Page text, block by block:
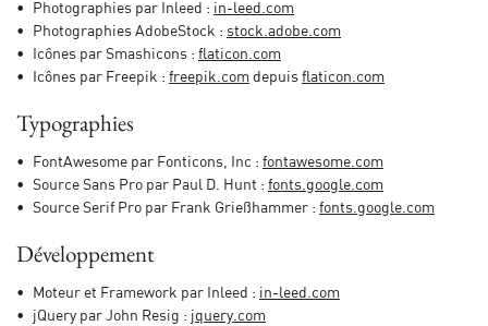
Centre
FAQ
News
Contact
Restez
Photographies par Inleed : in-leed.com
Photographies AdobeStock : stock.adobe.com
Icônes par Smashicons : flaticon.com
Icônes par Freepik : freepik.com depuis flaticon.com
Typographies
FontAwesome par Fonticons, Inc : fontawesome.com
Source Sans Pro par Paul D. Hunt : fonts.google.com
Source Serif Pro par Frank Grießhammer : fonts.google.com
Développement
Moteur et Framework par Inleed : in-leed.com
jQuery par John Resig : jquery.com